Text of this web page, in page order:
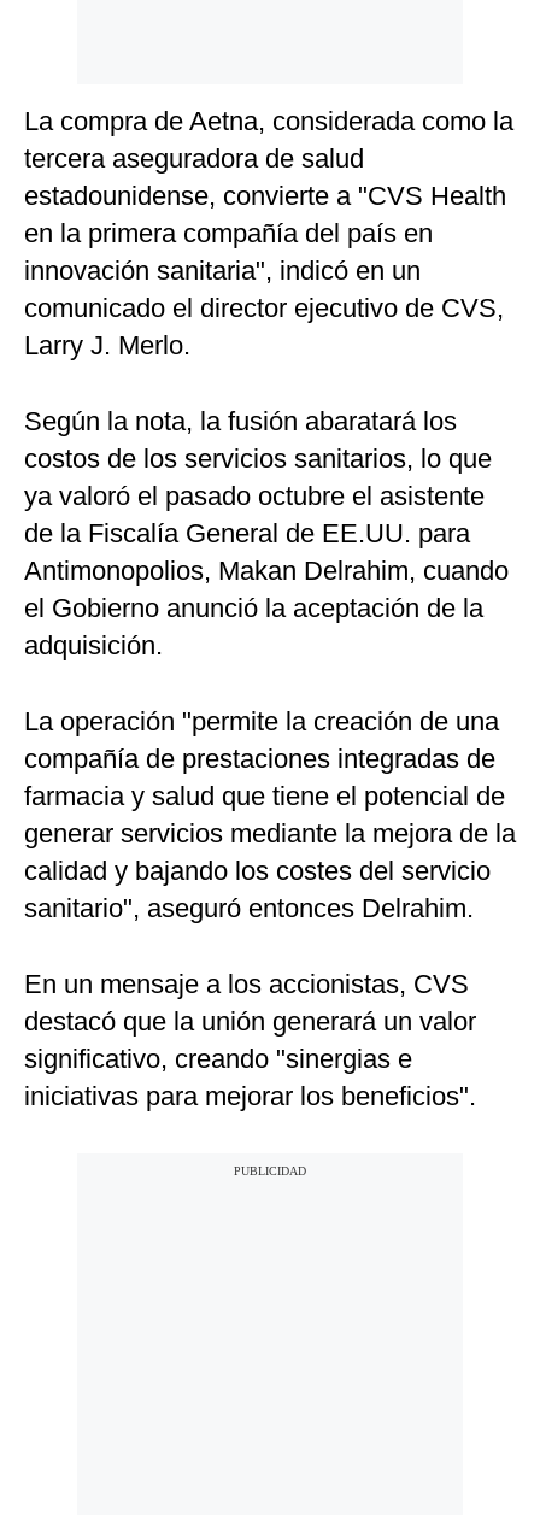
Frecuentes
La compra de Aetna, considerada como la
tercera aseguradora de salud
estadounidense, convierte a "CVS Health
en la primera compañía del país en
innovación sanitaria", indicó en un
comunicado el director ejecutivo de CVS,
Larry J. Merlo.
Según la nota, la fusión abaratará los
costos de los servicios sanitarios, lo que
ya valoró el pasado octubre el asistente
de la Fiscalía General de EE.UU. para
Antimonopolios, Makan Delrahim, cuando
el Gobierno anunció la aceptación de la
adquisición.
La operación "permite la creación de una
compañía de prestaciones integradas de
farmacia y salud que tiene el potencial de
generar servicios mediante la mejora de la
calidad y bajando los costes del servicio
sanitario", aseguró entonces Delrahim.
En un mensaje a los accionistas, CVS
destacó que la unión generará un valor
significativo, creando "sinergias e
iniciativas para mejorar los beneficios".